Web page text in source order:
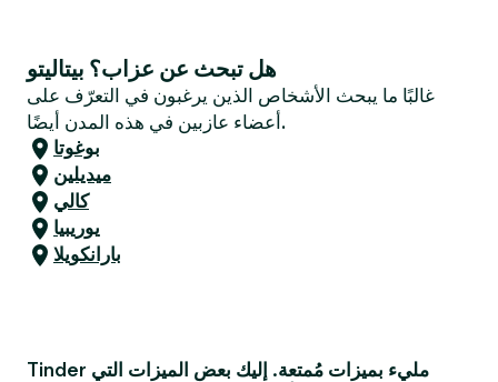
هل تبحث عن عزاب؟ بيتاليتو
غالبًا ما يبحث الأشخاص الذين يرغبون في التعرّف على
أعضاء عازبين في هذه المدن أيضًا.
بوغوتا
ميديلين
كالي
يوريبيا
بارانكويلا
Tinder مليء بميزات مُمتعة. إليك بعض الميزات التي